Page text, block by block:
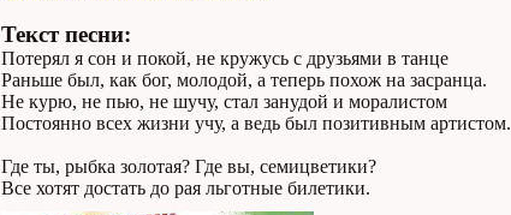
Текст песни:
Потерял я сон и покой, не кружусь с друзьями в танце
Раньше был, как бог, молодой, а теперь похож на засранца.
Не курю, не пью, не шучу, стал занудой и моралистом
Постоянно всех жизни учу, а ведь был позитивным артистом.
Где ты, рыбка золотая? Где вы, семицветики?
Все хотят достать до рая льготные билетики.